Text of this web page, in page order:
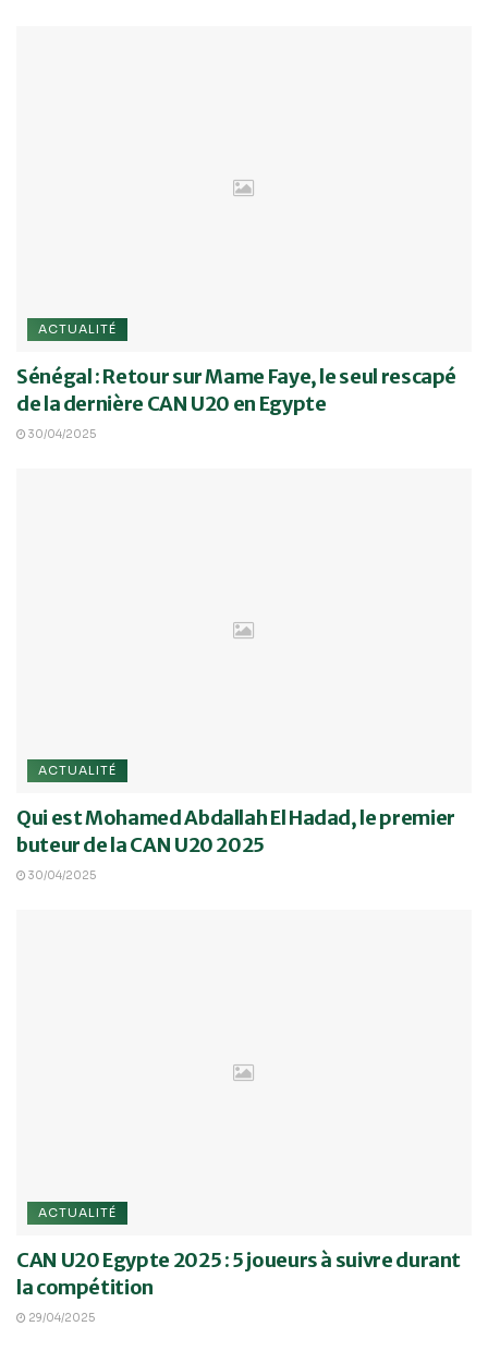
ACTUALITÉ
Sénégal : Retour sur Mame Faye, le seul rescapé
de la dernière CAN U20 en Egypte
30/04/2025
ACTUALITÉ
Qui est Mohamed Abdallah El Hadad, le premier
buteur de la CAN U20 2025
30/04/2025
ACTUALITÉ
CAN U20 Egypte 2025 : 5 joueurs à suivre durant
la compétition
29/04/2025